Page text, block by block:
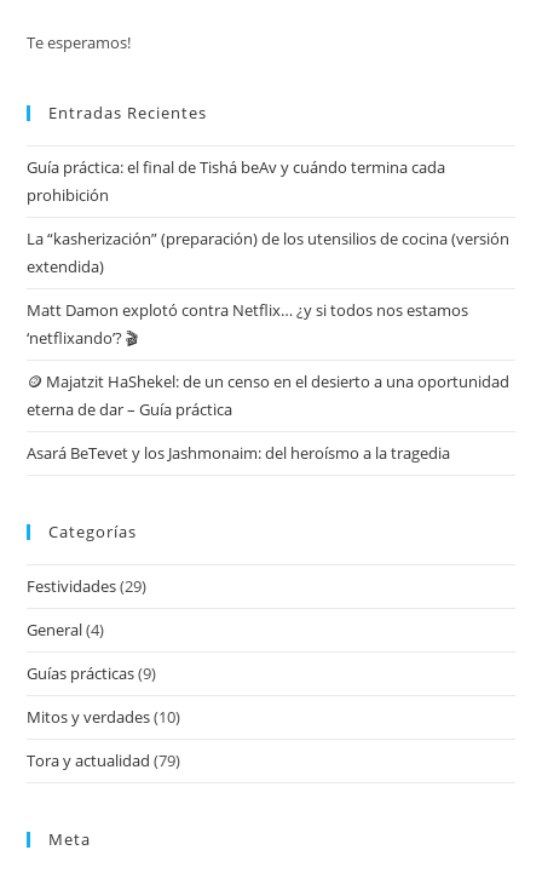
Te esperamos!
Entradas Recientes
Guía práctica: el final de Tishá beAv y cuándo termina cada
prohibición
La “kasherización” (preparación) de los utensilios de cocina (versión
extendida)
Matt Damon explotó contra Netflix… ¿y si todos nos estamos
‘netflixando’? 🎬
🪙 Majatzit HaShekel: de un censo en el desierto a una oportunidad
eterna de dar – Guía práctica
Asará BeTevet y los Jashmonaim: del heroísmo a la tragedia
Categorías
Festividades(29)
General(4)
Guías prácticas(9)
Mitos y verdades(10)
Tora y actualidad (79)
Meta